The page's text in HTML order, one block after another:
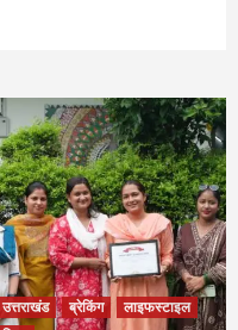
उत्तराखंड ब्रेकिंग
लाइफस्टाइल